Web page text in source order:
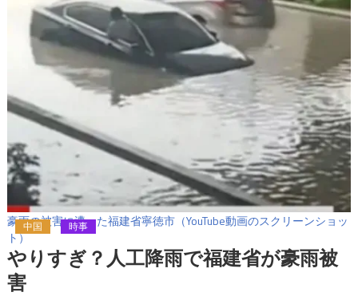
豪雨の被害に遭った福建省寧徳市（YouTube動画のスクリーンショッ
ト）
中国 時事
やりすぎ？人工降雨で福建省が豪雨被
害